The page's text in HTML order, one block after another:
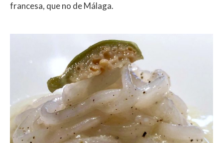
francesa, que no de Málaga.